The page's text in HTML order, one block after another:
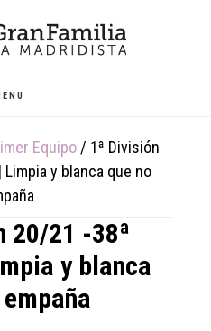
Equipo / 1ª División
y blanca que no
20/21 -38ª
y blanca